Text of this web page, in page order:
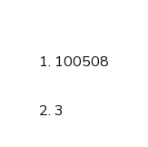
100508
3